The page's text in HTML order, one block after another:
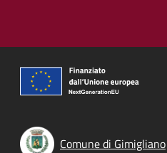
Comune di Gimigliano